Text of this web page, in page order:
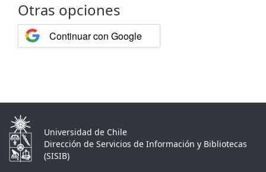
Otras opciones
Continuar con Google
Universidad de Chile
Dirección de Servicios de Información y Bibliotecas
(SISIB)